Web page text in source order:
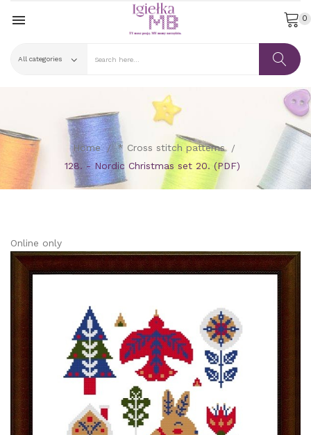
 0
Home
* Cross stitch patterns
128. - Nordic Christmas set 20. (PDF)
Online only